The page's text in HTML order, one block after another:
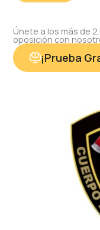
Únete a los más de
oposición con
¡Prueba